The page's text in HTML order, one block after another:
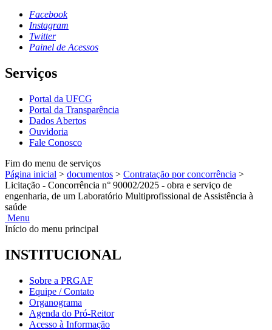
Facebook
Instagram
Twitter
Painel de Acessos
Serviços
Portal da UFCG
Portal da Transparência
Dados Abertos
Ouvidoria
Fale Conosco
Fim do menu de serviços
Página inicial > documentos > Contratação por concorrência >
Licitação - Concorrência n° 90002/2025 - obra e serviço de
engenharia, de um Laboratório Multiprofissional de Assistência à
saúde
Menu
Início do menu principal
INSTITUCIONAL
Sobre a PRGAF
Equipe / Contato
Organograma
Agenda do Pró-Reitor
Acesso à Informação